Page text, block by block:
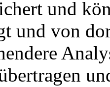
und
und von